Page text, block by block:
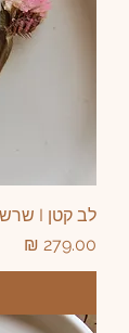
לב קטן I שרשרת
מחיר